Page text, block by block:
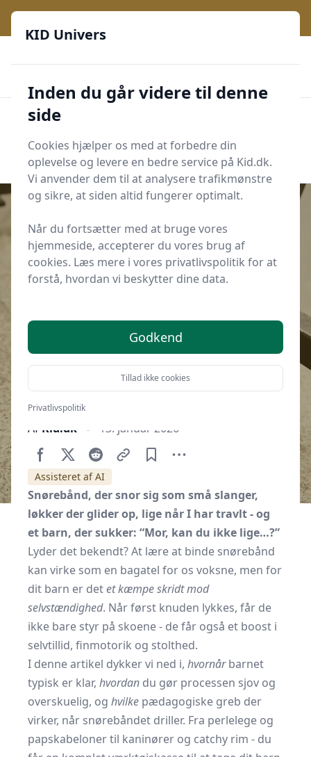
Start søgning
Start søgning
Udgivet iFor de voksne
Hvordan kan jeg hjælpe mine børn
med at binde deres snørebånd?
Af Kid.dk 13. januar 2026
Assisteret af AI
Snørebånd, der snor sig som små slanger,
løkker der glider op, lige når I har travlt - og
et barn, der sukker: “Mor, kan du ikke lige…?”
Lyder det bekendt? At lære at binde snørebånd
kan virke som en bagatel for os voksne, men for
dit barn er detet kæmpe skridt mod
selvstændighed. Når først knuden lykkes, får de
ikke bare styr på skoene - de får også et boost i
selvtillid, finmotorik og stolthed.
I denne artikel dykker vi ned i, hvornårbarnet
typisk er klar, hvordan du gør processen sjov og
overskuelig, og hvilke pædagogiske greb der
virker, når snørebåndet driller. Fra perlelege og
papskabeloner til kaninører og catchy rim - du
KID Univers
Inden du går videre til denne
side
Cookies hjælper os med at forbedre din
oplevelse og levere en bedre service på Kid.dk.
Vi anvender dem til at analysere trafikmønstre
og sikre, at siden altid fungerer optimalt.
Når du fortsætter med at bruge vores
hjemmeside, accepterer du vores brug af
cookies. Læs mere i vores privatlivspolitik for at
forstå, hvordan vi beskytter dine data.
Godkend
Tillad ikke cookies
Privatlivspolitik